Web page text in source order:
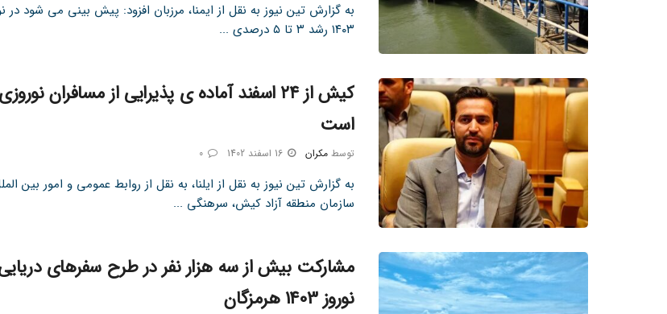
به گزارش تین نیوز به نقل از ایمنا، مرزبان افزود: پیش بینی می شود در
۱۴۰۳ رشد ۳ تا ۵ درصدی ...
کیش از ۲۴ اسفند آماده ی پذیرایی از مسافران نوروزی
است
توسط مکران 16 اسفند 1402 0
به گزارش تین نیوز به نقل از ایلنا، به نقل از روابط عمومی و امور بین
سازمان منطقه آزاد کیش، سرهنگی ...
مشارکت بیش از سه هزار نفر در طرح سفرهای
نوروز 1403 هرمزگان